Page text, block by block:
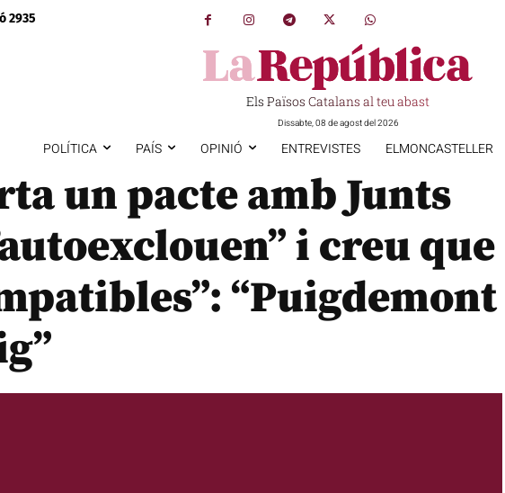
2935
Els Països Catalans al teu abast
Dissabte, 08 de agost del 2026
POLÍTICA PAÍS OPINIÓ ENTREVISTES ELMONCASTELLER
un pacte amb Junts
i creu que
“Puigdemont